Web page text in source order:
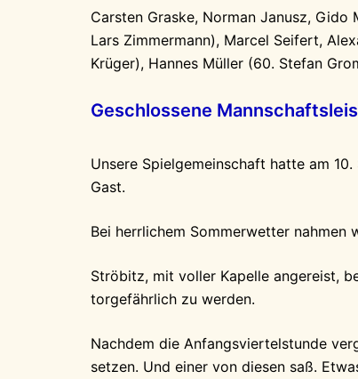
Carsten Graske, Norman Janusz,
Lars Zimmermann), Marcel Seifert,
Krüger), Hannes Müller (60. Stefan
Geschlossene
Unsere Spielgemeinschaft hatte am
Gast.
Bei herrlichem Sommerwetter nahmen
Ströbitz, mit voller Kapelle angereist,
torgefährlich zu werden.
Nachdem die Anfangsviertelstunde
setzen. Und einer von diesen saß.